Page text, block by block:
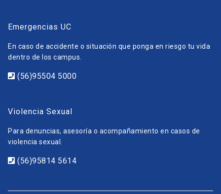
Emergencias UC
En caso de accidente o situación que ponga en riesgo tu vida
dentro de los campus.
(56)95504 5000
Violencia Sexual
Para denuncias, asesoría o acompañamiento en casos de
violencia sexual.
(56)95814 5614